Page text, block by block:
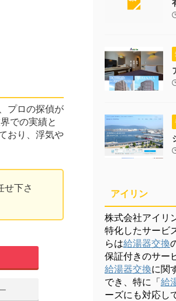
プロの探偵が
での実績と
おり、浮気や
せ下さ
アイリン
株式会社アイリ
特化したサービ
らは給湯器交換
保証付きのサー
給湯器交換に関
でき、特に「給
ーズにも対応し